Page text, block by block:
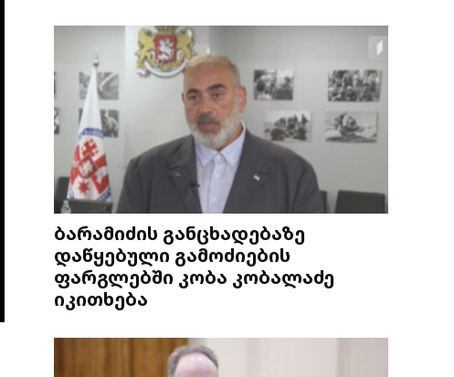
ბარამიძის განცხადებაზე
დაწყებული გამოძიების
ფარგლებში კობა კობალაძე
იკითხება